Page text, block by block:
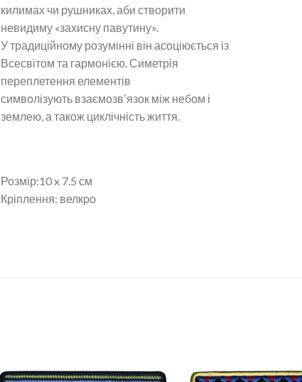
килимах чи рушниках, аби створити
невидиму «захисну павутину».
У традиційному розумінні він асоціюється із
Всесвітом та гармонією. Симетрія
переплетення елементів
символізують взаємозвʼязок між небом і
землею, а також циклічність життя.
Розмір:10 x 7.5 см
Кріплення: велкро